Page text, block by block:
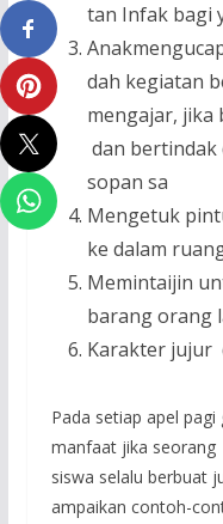
tan Infak bagi
dah kegiatan
mengajar, jika
dan bertindak
sopan sa
Mengetuk
ke dalam
Memintaijin
barang orang
Karakter jujur
Pada setiap apel
manfaat jika seorang
siswa selalu berbuat
ampaikan contoh-